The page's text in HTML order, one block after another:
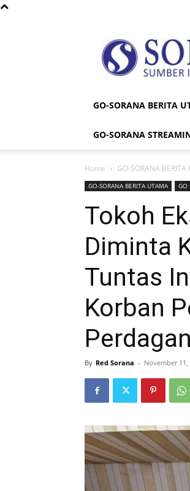
GO-SORANA BERITA
GO-SORANA
Home GO-SORANA
GO-SORANA BERITA UTAMA GO
Tokoh
Diminta
Tuntas
Korban
By Red Sorana - November 11,